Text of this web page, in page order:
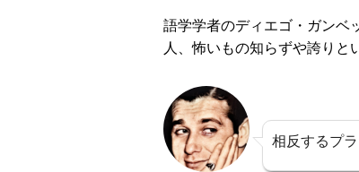
語学学者のディエゴ・ガンベ
人、怖いもの知らずや誇りと
相反するプ